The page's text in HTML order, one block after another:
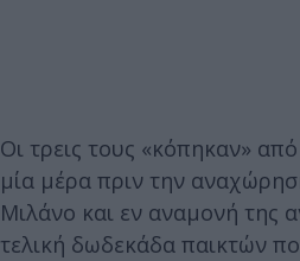
Οι τρεις τους «κόπηκαν»
μία μέρα πριν την
Μιλάνο και εν αναμονή της
τελική δωδεκάδα παικτών